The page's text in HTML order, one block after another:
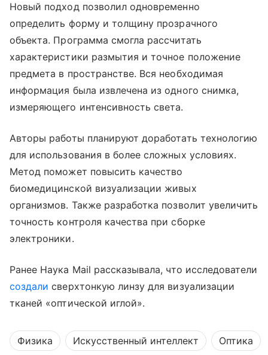
Новый подход позволил одновременно
определить форму и толщину прозрачного
объекта. Программа смогла рассчитать
характеристики размытия и точное положение
предмета в пространстве. Вся необходимая
информация была извлечена из одного снимка,
измеряющего интенсивность света.
Авторы работы планируют доработать технологию
для использования в более сложных условиях.
Метод поможет повысить качество
биомедицинской визуализации живых
организмов. Также разработка позволит увеличить
точность контроля качества при сборке
электроники.
Ранее Наука Mail рассказывала, что исследователи
создали сверхтонкую линзу для визуализации
тканей «оптической иглой».
Физика Искусственный интеллект Оптика